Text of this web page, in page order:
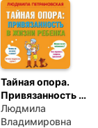
Тайная опора.
Привязанность в
жизни ребенка
Людмила
Владимировна